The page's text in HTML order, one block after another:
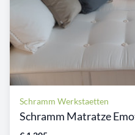
Schramm Werkstaetten
Schramm Matratze